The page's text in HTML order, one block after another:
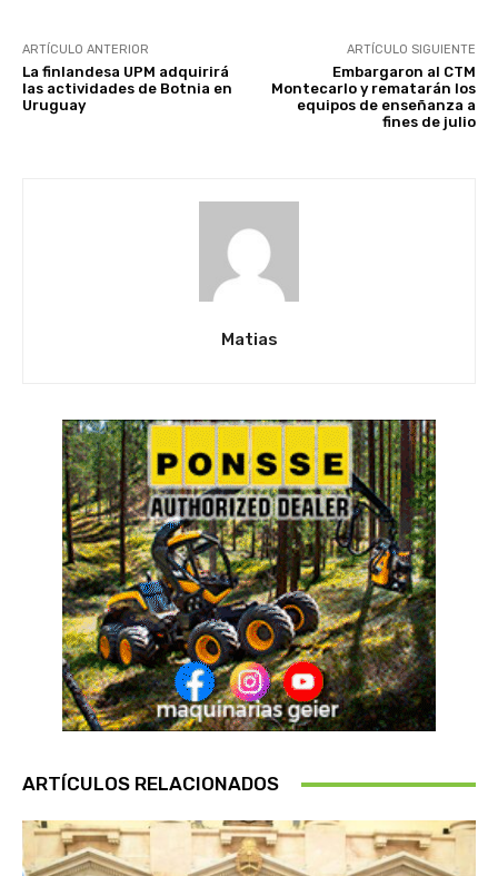
ARTÍCULO ANTERIOR
La finlandesa UPM adquirirá
las actividades de Botnia en
Uruguay
ARTÍCULO SIGUIENTE
Embargaron al CTM
Montecarlo y rematarán los
equipos de enseñanza a
fines de julio
Matias
ARTÍCULOS RELACIONADOS